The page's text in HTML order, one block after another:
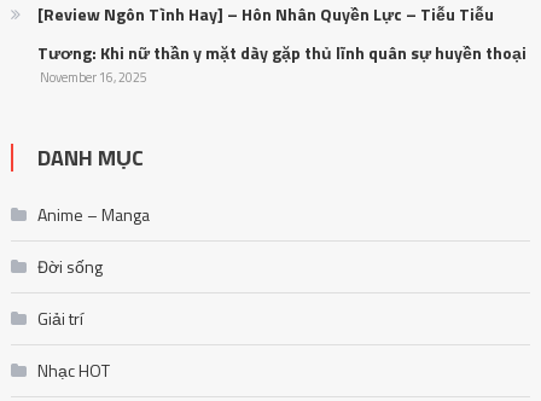
[Review Ngôn Tình Hay] – Hôn Nhân Quyền Lực – Tiễu Tiễu
Tương: Khi nữ thần y mặt dày gặp thủ lĩnh quân sự huyền thoại
November 16, 2025
DANH MỤC
Anime – Manga
Đời sống
Giải trí
Nhạc HOT